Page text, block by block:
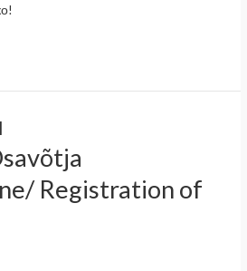
Registration of